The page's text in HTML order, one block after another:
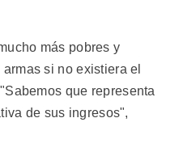
más pobres y
si no existiera el
que representa
de sus ingresos",